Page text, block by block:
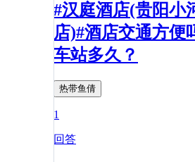
#汉庭酒店(贵阳小
店)#酒店交通方便
车站多久？
热带鱼倩
1
回答